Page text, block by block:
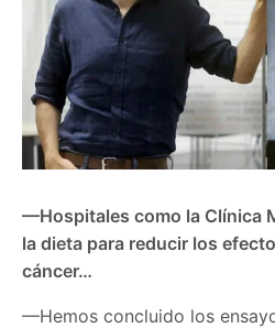
—Hospitales como la Clínica
la dieta para reducir los
cáncer…
—Hemos concluido los